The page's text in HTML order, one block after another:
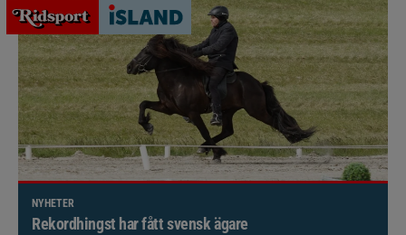
NYHETER
Brett politiskt stöd för förändringar i djursjukvården –